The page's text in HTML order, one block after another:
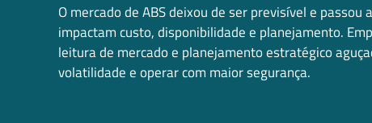
O mercado de ABS deixou de ser previsível e
impactam custo, disponibilidade e planejamento.
leitura de mercado e planejamento estratégico
volatilidade e operar com maior segurança.